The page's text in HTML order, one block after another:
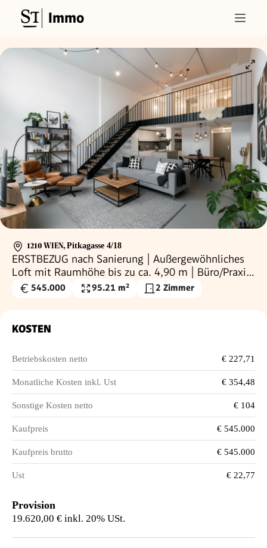
Immo
1210 WIEN, Pitkagasse 4/18
ERSTBEZUG nach Sanierung | Außergewöhnliches
Loft mit Raumhöhe bis zu ca. 4,90 m | Büro/Praxis
Nutzung und Kurzzeitvermietung möglich
Kaufpreis
545.000
Wohnfläche
95.21 m² 2 Zimmer
KOSTEN
Betriebskosten netto € 227,71
Monatliche Kosten inkl. Ust € 354,48
Sonstige Kosten netto € 104
Kaufpreis € 545.000
Kaufpreis brutto € 545.000
Ust € 22,77
Provision
19.620,00 € inkl. 20% USt.